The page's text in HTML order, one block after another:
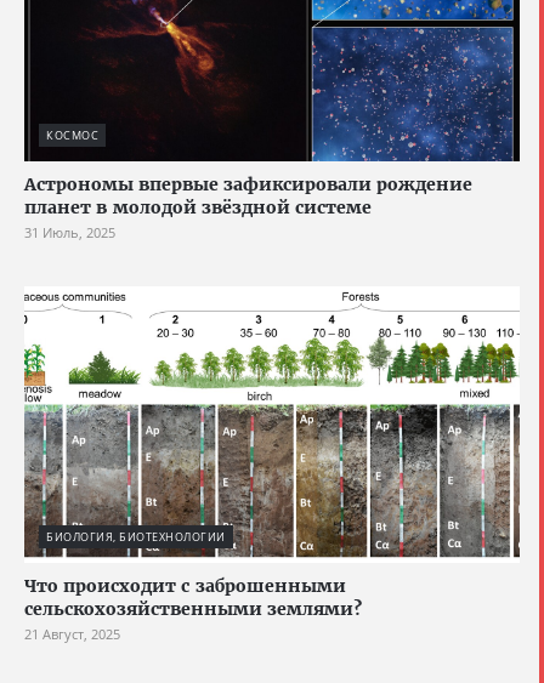
КОСМОС
Астрономы впервые зафиксировали рождение
планет в молодой звёздной системе
31 Июль, 2025
БИОЛОГИЯ, БИОТЕХНОЛОГИИ
Что происходит с заброшенными
сельскохозяйственными землями?
21 Август, 2025